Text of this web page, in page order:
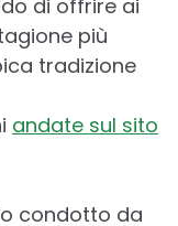
di offrire ai
più
tradizione
andate sul sito
condotto da